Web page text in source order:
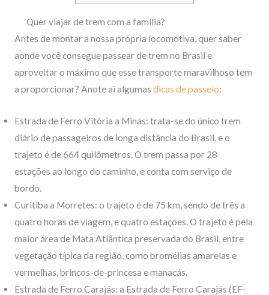
Quer viajar de trem com a família?
Antes de montar a nossa própria locomotiva, quer saber
aonde você consegue passear de trem no Brasil e
aproveitar o máximo que esse transporte maravilhoso tem
a proporcionar? Anote ai algumas dicas de passeio:
Estrada de Ferro Vitória a Minas: trata-se do único trem
diário de passageiros de longa distância do Brasil, e o
trajeto é de 664 quilômetros. O trem passa por 28
estações ao longo do caminho, e conta com serviço de
bordo.
Curitiba a Morretes: o trajeto é de 75 km, sendo de três a
quatro horas de viagem, e quatro estações. O trajeto é pela
maior área de Mata Atlântica preservada do Brasil, entre
vegetação típica da região, como bromélias amarelas e
vermelhas, brincos-de-princesa e manacás.
Estrada de Ferro Carajás: a Estrada de Ferro Carajás (EF-